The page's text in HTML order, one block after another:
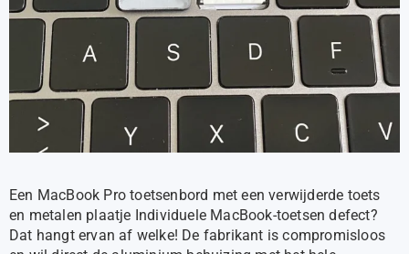
Een MacBook Pro toetsenbord met een verwijderde toets
en metalen plaatje Individuele MacBook-toetsen defect?
Dat hangt ervan af welke! De fabrikant is compromisloos